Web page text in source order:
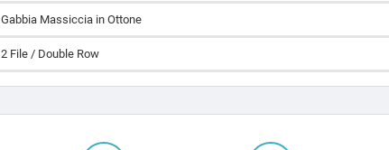
Gabbia Massiccia in Ottone
2 File / Double Row